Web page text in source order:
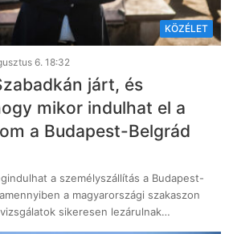
KÖZÉLET
6. 18:32
járt, és
mikor indulhat el a
a Budapest-Belgrád
a személyszállítás a Budapest-
a magyarországi szakaszon
sikeresen lezárulnak…